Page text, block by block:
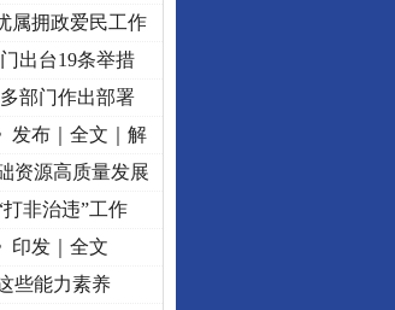
潮起..·[视频]一首歌的时间，读懂乐至的“诗与远方”
属拥政爱民工作
出台19条举措
部门作出部署
发布｜全文｜解
资源高质量发展
非治违”工作
印发｜全文
些能力素养
发公告